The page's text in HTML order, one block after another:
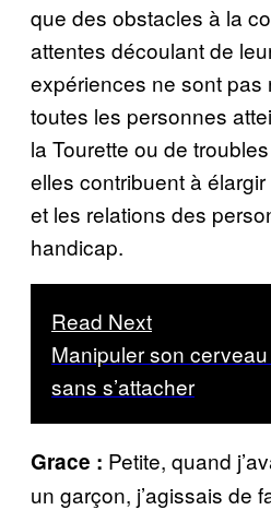
que des obstacles à la
attentes découlant de
expériences ne sont pas
toutes les personnes
la Tourette ou de
elles contribuent à
et les relations des
handicap.
Read Next
Manipuler son
sans s’attacher
Grace : Petite, quand
un garçon, j’agissais de